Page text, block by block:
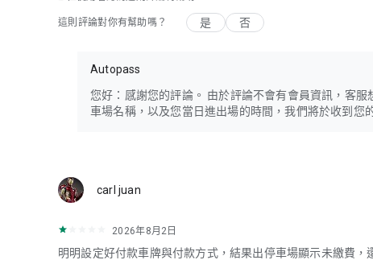
這則評論對你有幫助嗎？ 是 否
Autopass
您好：感謝您的評論。 由於評論不會有會員資訊，客
車場名稱，以及您當日進出場的時間，我們將於收到您
carl juan
2026年8月2日
明明設定好付款車牌與付款方式，結果出停車場顯示未繳費